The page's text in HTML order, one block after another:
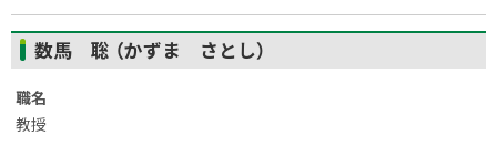
数馬 聡 （かずま さとし）
職名
教授